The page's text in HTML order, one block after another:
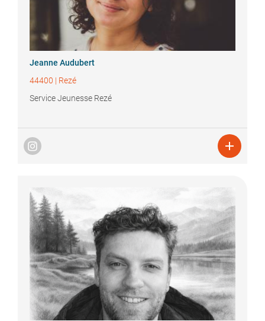
Jeanne Audubert
44400 | Rezé
Service Jeunesse Rezé
